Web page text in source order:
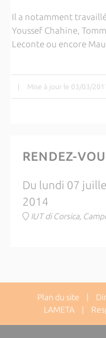
Il a notamment
Youssef Chahine,
Leconte ou encore
| Mise à jour le 03/03/
RENDEZ-
Du lundi 07
2014
IUT di Corsica,
Plan du site |
LAMETA |